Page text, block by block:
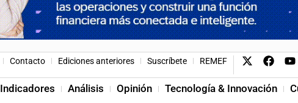
Contacto Ediciones anteriores Suscríbete REMEF
Indicadores Análisis Opinión Tecnología & Innovación